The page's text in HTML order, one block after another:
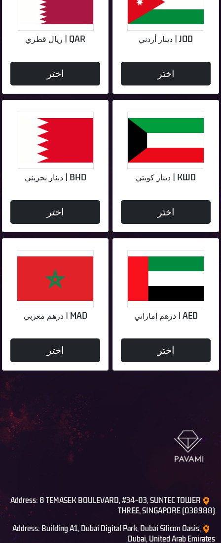
JOD | دينار أردني
اختر
QAR | ريال قطري
اختر
KWD | دينار كويتي
اختر
BHD | دينار بحريني
اختر
AED | درهم إماراتي
اختر
MAD | درهم مغربي
اختر
Address: 8 TEMASEK BOULEVARD, #34-03, SUNTEC TOWER
THREE, SINGAPORE (038988)
Address: Building A1, Dubai Digital Park, Dubai Silicon Oasis,
Dubai, United Arab Emirates